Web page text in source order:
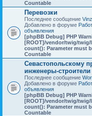
Countable
Перевозки
Последнее сообщение
Добавлено в форуме
объявления
[phpBB Debug] PHP
[ROOT]/vendor/twig/
count(): Parameter must
Countable
Севастопольскому
инженеры-строители
Последнее сообщение
Добавлено в форуме
объявления
[phpBB Debug] PHP
[ROOT]/vendor/twig/
count(): Parameter must
Countable